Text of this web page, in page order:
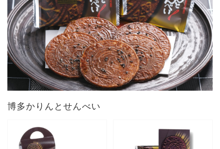
博多かりんとせんべい